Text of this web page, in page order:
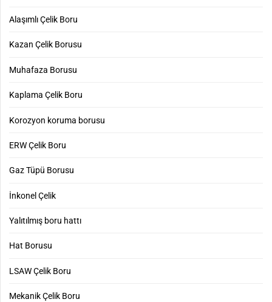
Alaşımlı Çelik Boru
Kazan Çelik Borusu
Muhafaza Borusu
Kaplama Çelik Boru
Korozyon koruma borusu
ERW Çelik Boru
Gaz Tüpü Borusu
İnkonel Çelik
Yalıtılmış boru hattı
Hat Borusu
LSAW Çelik Boru
Mekanik Çelik Boru